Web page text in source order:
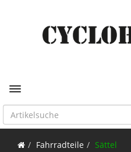
Toggle navigation
Fahrradteile Sättel